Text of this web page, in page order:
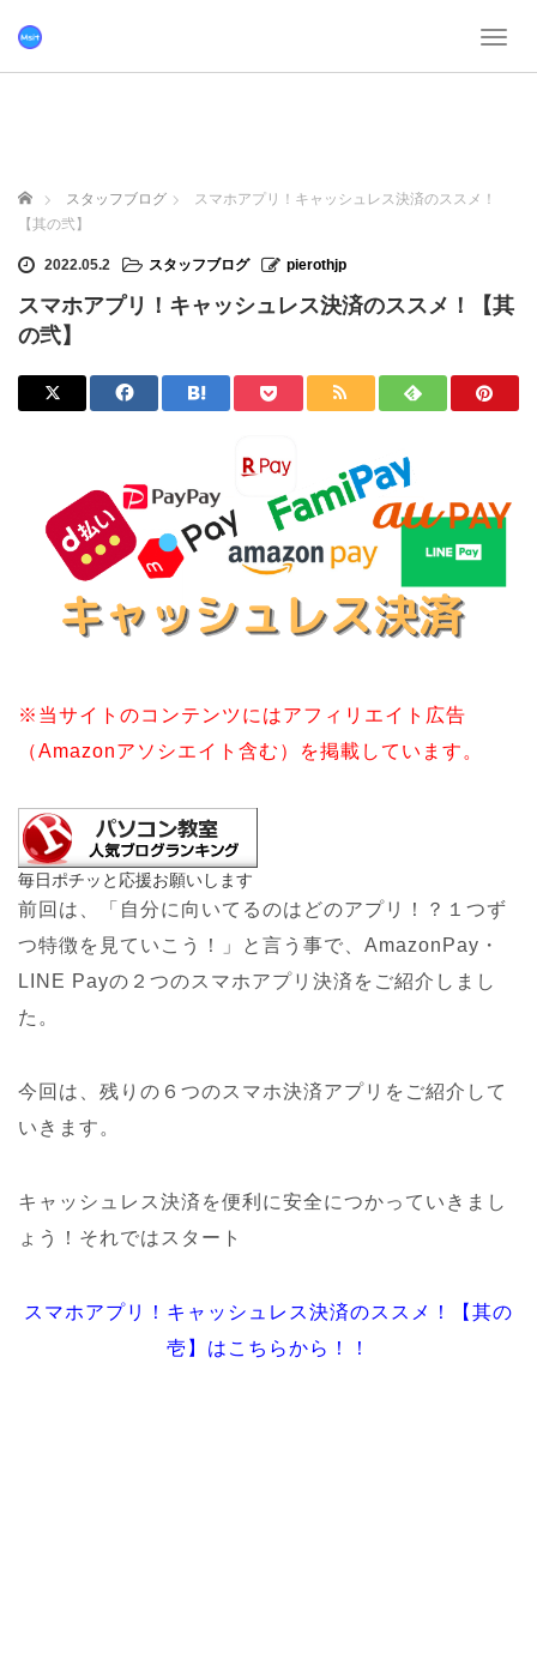
T
a
o
ホーム スタッフブログ
スマホアプリ！キャッシュレス決済のススメ！
【其の弐】
2022.05.2 スタッフブログ pierothjp
スマホアプリ！キャッシュレス決済のススメ！【其
の弐】
※当サイトのコンテンツにはアフィリエイト広告
（Amazonアソシエイト含む）を掲載しています。
毎日ポチッと応援お願いします
前回は、「自分に向いてるのはどのアプリ！？１つず
つ特徴を見ていこう！」と言う事で、AmazonPay・
LINE Payの２つのスマホアプリ決済をご紹介しまし
た。
今回は、残りの６つのスマホ決済アプリをご紹介して
いきます。
キャッシュレス決済を便利に安全につかっていきまし
ょう！それではスタート
スマホアプリ！キャッシュレス決済のススメ！【其の
壱】はこちらから！！